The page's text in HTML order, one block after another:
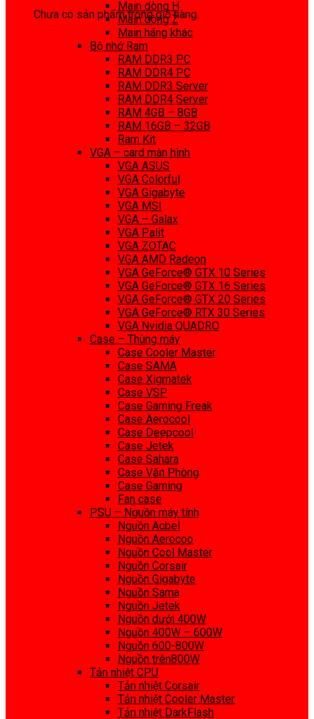
Chưa có sản phẩm trong giỏ hàng.
Main dòng H
Main dòng Z
Main hãng khác
Bộ nhớ Ram
RAM DDR3 PC
RAM DDR4 PC
RAM DDR3 Server
RAM DDR4 Server
RAM 4GB – 8GB
RAM 16GB – 32GB
Ram Kit
VGA – card màn hình
VGA ASUS
VGA Colorful
VGA Gigabyte
VGA MSI
VGA – Galax
VGA Palit
VGA ZOTAC
VGA AMD Radeon
VGA GeForce® GTX 10 Series
VGA GeForce® GTX 16 Series
VGA GeForce® GTX 20 Series
VGA GeForce® RTX 30 Series
VGA Nvidia QUADRO
Case – Thùng máy
Case Cooler Master
Case SAMA
Case Xigmatek
Case VSP
Case Gaming Freak
Case Aerocool
Case Deepcool
Case Jetek
Case Sahara
Case Văn Phòng
Case Gaming
Fan case
PSU – Nguồn máy tính
Nguồn Acbel
Nguồn Aerocoo
Nguồn Cool Master
Nguồn Corsair
Nguồn Gigabyte
Nguồn Sama
Nguồn Jetek
Nguồn dưới 400W
Nguồn 400W – 600W
Nguồn 600-800W
Nguồn trên800W
Tản nhiệt CPU
Tản nhiệt Corsair
Tản nhiệt Cooler Master
Tản nhiệt DarkFlash